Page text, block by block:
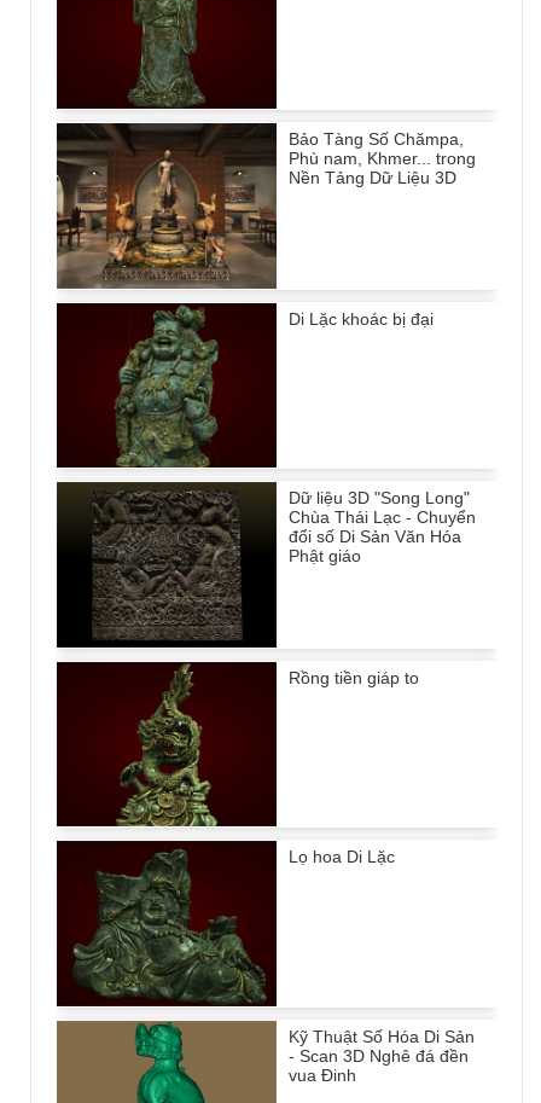
Bảo Tàng Số Chămpa,
Phù nam, Khmer... trong
Nền Tảng Dữ Liệu 3D
Di Lặc khoác bị đại
Dữ liệu 3D "Song Long"
Chùa Thái Lạc - Chuyển
đổi số Di Sản Văn Hóa
Phật giáo
Rồng tiền giáp to
Lọ hoa Di Lặc
Kỹ Thuật Số Hóa Di Sản
- Scan 3D Nghê đá đền
vua Đinh